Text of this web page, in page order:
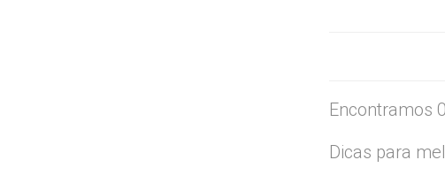
Encontramos
Dicas para